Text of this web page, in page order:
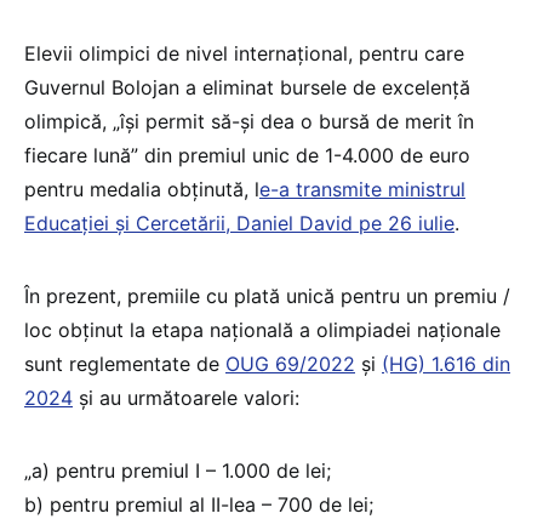
Elevii olimpici de nivel internațional, pentru care
Guvernul Bolojan a eliminat bursele de excelență
olimpică, „își permit să-și dea o bursă de merit în
fiecare lună” din premiul unic de 1-4.000 de euro
pentru medalia obținută, le-a transmite ministrul
Educației și Cercetării, Daniel David pe 26 iulie.
În prezent, premiile cu plată unică pentru un premiu /
loc obținut la etapa națională a olimpiadei naționale
sunt reglementate de OUG 69/2022 și (HG) 1.616 din
2024 și au următoarele valori:
„a) pentru premiul I – 1.000 de lei;
b) pentru premiul al II-lea – 700 de lei;